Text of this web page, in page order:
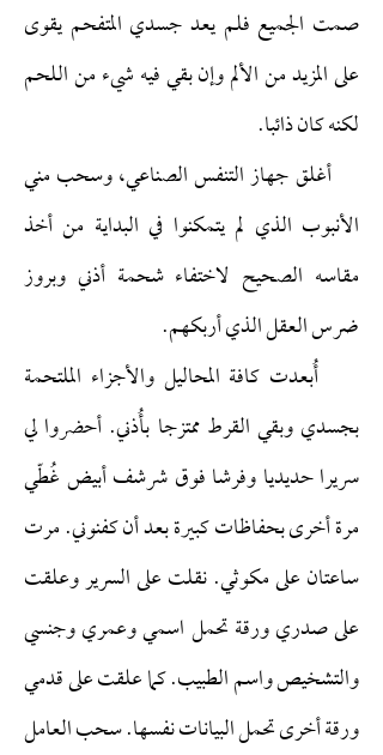
صمت الجميع فلم يعد جسدي المتفحم يقوى
على المزيد من الألم وإن بقي فيه شيء من اللحم
لكنه كان ذائبا.
أغلق جهاز التنفس الصناعي، وسحب مني
الأنبوب الذي لم يتمكنوا في البداية من أخذ
مقاسه الصحيح لاختفاء شحمة أذني وبروز
ضرس العقل الذي أربكهم.
أُبعدت كافة المحاليل والأجزاء الملتحمة
بجسدي وبقي القرط ممتزجا بأُذني. أحضروا لي
سريرا حديديا وفرشا فوق شرشف أبيض غُطّي
مرة أخرى بحفاظات كبيرة بعد أن كفنوني. مرت
ساعتان على مكوثي. نقلت على السرير وعلقت
على صدري ورقة تحمل اسمي وعمري وجنسي
والتشخيص واسم الطبيب. كما علقت على قدمي
ورقة أخرى تحمل البيانات نفسها. سحب العامل